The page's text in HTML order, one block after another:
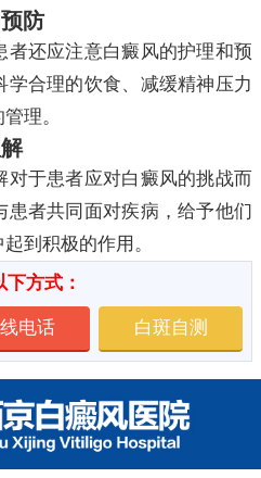
防
还应注意白癜风的护理和预
学合理的饮食、减缓精神压力
理。
于患者应对白癜风的挑战而
者共同面对疾病，给予他们
到积极的作用。
方式：
电话 白斑自测